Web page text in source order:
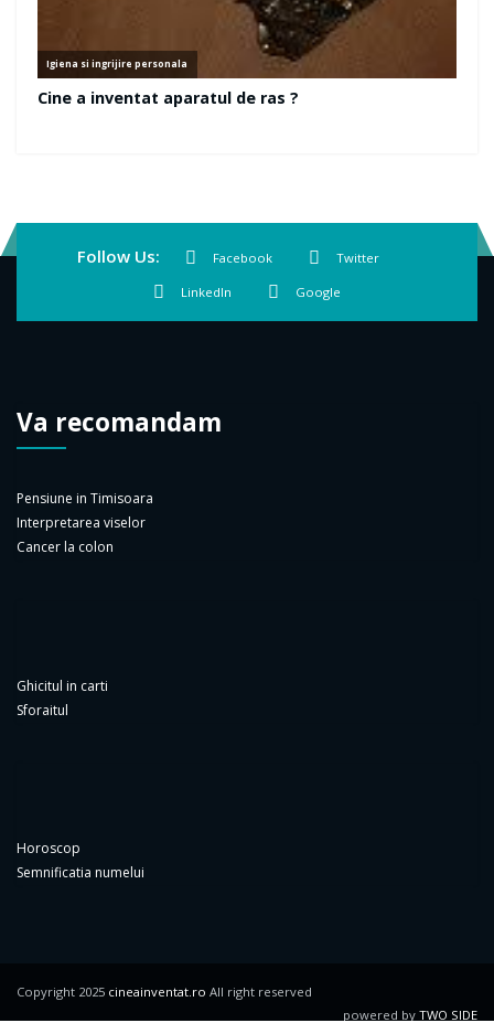
Follow Us: Facebook Twitter
LinkedIn Google
Va recomandam
Pensiune in Timisoara
Interpretarea viselor
Cancer la colon
Ghicitul in carti
Sforaitul
Horoscop
Semnificatia numelui
Copyright 2025 cineainventat.ro All right reserved
powered by TWO SIDE